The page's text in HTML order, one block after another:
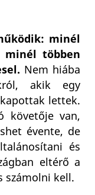
minél
minél többen
Nem hiába
akik egy
lettek.
követője van,
évente, de
és
eltérő a
számolni kell.